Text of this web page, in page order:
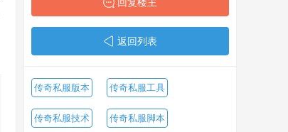
返回列表
传奇私服版本 传奇私服工具
传奇私服技术 传奇私服脚本